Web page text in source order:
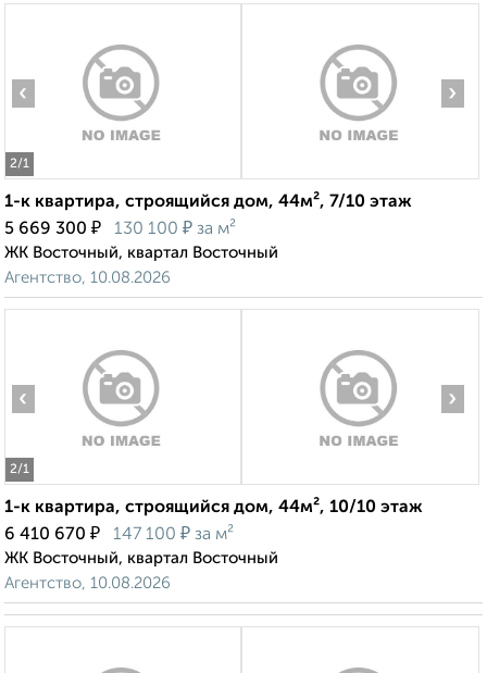
2/1
‹ ›
1-к квартира, строящийся дом, 44м², 7/10 этаж
5 669 300 ₽ 130 100 ₽ за м²
ЖК Восточный, квартал Восточный
Агентство, 10.08.2026
2/1
‹ ›
1-к квартира, строящийся дом, 44м², 10/10 этаж
6 410 670 ₽ 147 100 ₽ за м²
ЖК Восточный, квартал Восточный
Агентство, 10.08.2026